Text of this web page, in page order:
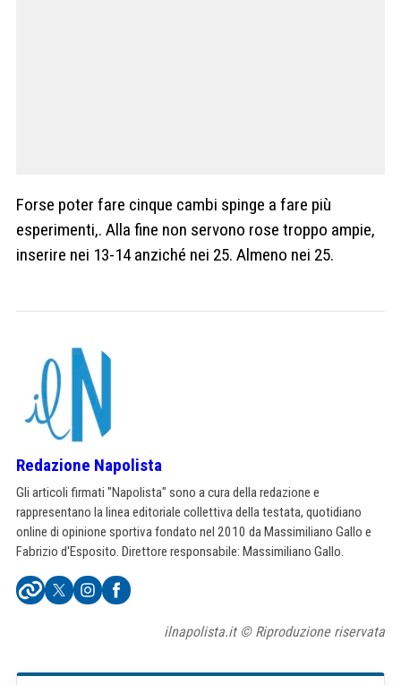
Forse poter fare cinque cambi spinge a fare più
esperimenti,. Alla fine non servono rose troppo ampie,
inserire nei 13-14 anziché nei 25. Almeno nei 25.
Redazione Napolista
Gli articoli firmati "Napolista" sono a cura della redazione e
rappresentano la linea editoriale collettiva della testata, quotidiano
online di opinione sportiva fondato nel 2010 da Massimiliano Gallo e
Fabrizio d'Esposito. Direttore responsabile: Massimiliano Gallo.
ilnapolista.it © Riproduzione riservata